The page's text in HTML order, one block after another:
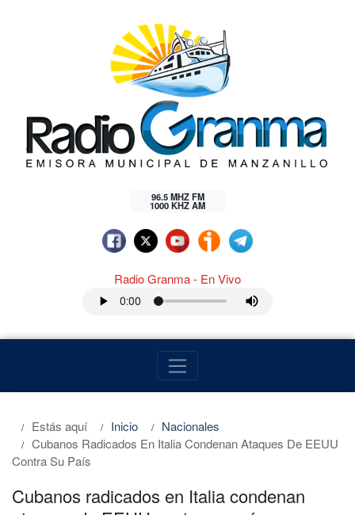
96.5 MHZ FM
1000 KHZ AM
Radio Granma - En Vivo
Estás aquí Inicio
Nacionales
Cubanos Radicados En Italia Condenan Ataques De EEUU
Contra Su País
Cubanos radicados en Italia condenan